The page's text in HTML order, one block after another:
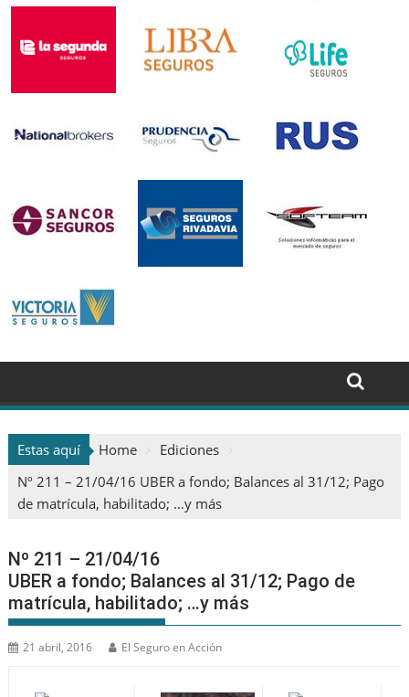
Estas aquí Home
Ediciones
Nº 211 – 21/04/16 UBER a fondo; Balances al 31/12; Pago
de matrícula, habilitado; …y más
Nº 211 – 21/04/16
UBER a fondo; Balances al 31/12; Pago de
matrícula, habilitado; …y más
21 abril, 2016 El Seguro en Acción